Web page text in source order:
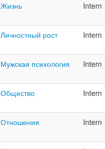
Жизнь Intern
Личностный рост Intern
Мужская психология Intern
Общество Intern
Отношения Intern